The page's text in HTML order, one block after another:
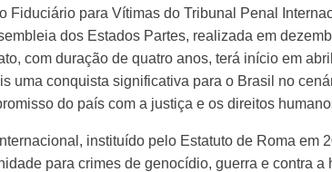
Fiduciário para Vítimas do Tribunal Penal
dos Estados Partes, realizada em
com duração de quatro anos, terá início em
uma conquista significativa para o Brasil no
do país com a justiça e os direitos
instituído pelo Estatuto de Roma em
para crimes de genocídio, guerra e contra a